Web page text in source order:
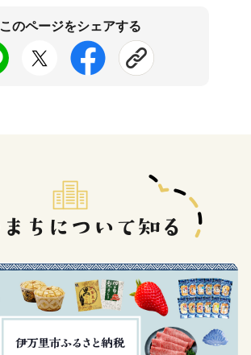
このページをシェアする